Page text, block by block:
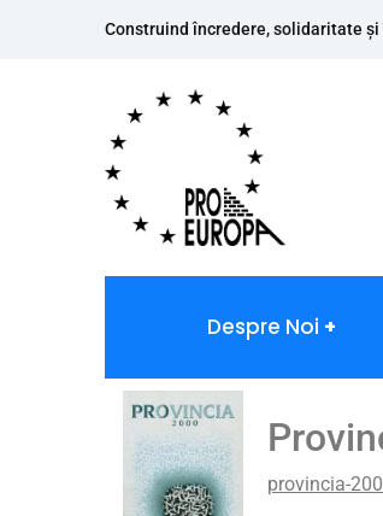
Construind încredere, solidaritate
Despre Noi
provincia-